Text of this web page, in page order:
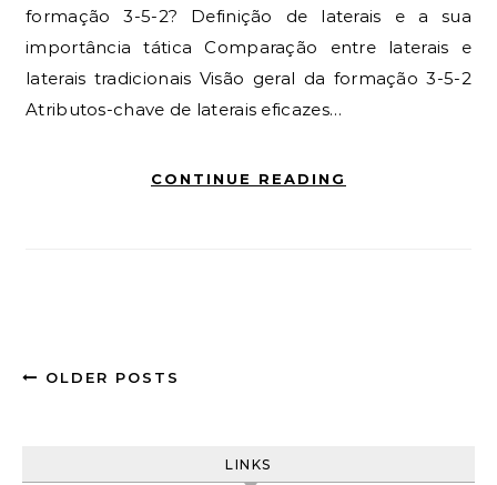
formação 3-5-2? Definição de laterais e a sua
importância tática Comparação entre laterais e
laterais tradicionais Visão geral da formação 3-5-2
Atributos-chave de laterais eficazes…
CONTINUE READING
OLDER POSTS
LINKS